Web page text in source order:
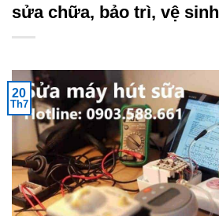
sửa chữa, bảo trì, vệ sinh
20
Th7